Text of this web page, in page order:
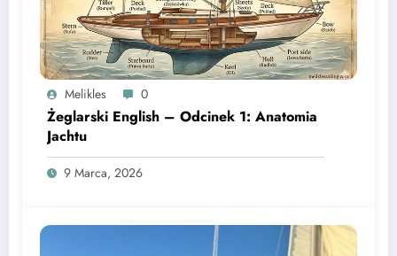
Melikles 0
Żeglarski English – Odcinek 1: Anatomia
Jachtu
9 Marca, 2026